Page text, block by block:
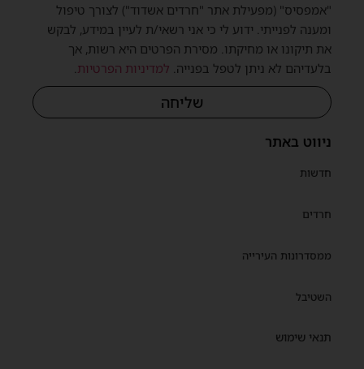
ניווט באתר
חדשות
חרדים
ממסדרונות העירייה
השטיבל
תנאי שימוש
"אמפסיס" (מפעילת אתר "חרדים אשדוד") לצורך טיפול
ומענה לפנייתי. ידוע לי כי אני רשאי/ת לעיין במידע, לבקש
את תיקונו או מחיקתו. מסירת הפרטים היא רשות, אך
בלעדיהם לא ניתן לטפל בפנייה. למדיניות הפרטיות.
שליחה